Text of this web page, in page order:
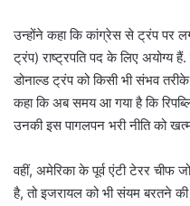
उन्होंने कहा कि कांग्रेस से ट्रंप पर
ट्रंप) राष्ट्रपति पद के लिए अयोग्य
डोनाल्ड ट्रंप को किसी भी संभव
कहा कि अब समय आ गया है कि
उनकी इस पागलपन भरी नीति को
वहीं, अमेरिका के पूर्व एंटी टेरर चीफ
है, तो इजरायल को भी संयम बरतने